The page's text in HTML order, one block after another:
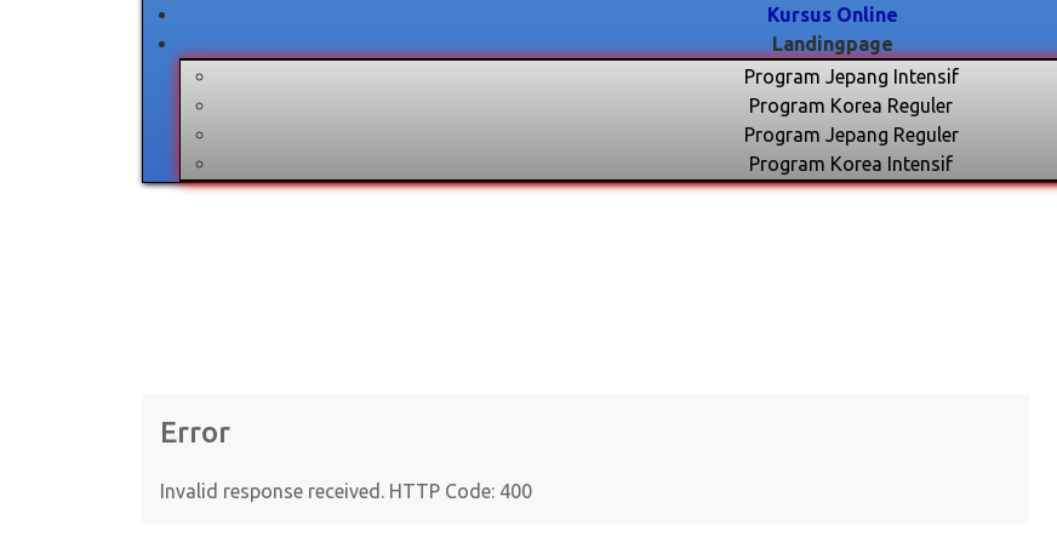
Kursus Online
Landingpage
Program Jepang Intensif
Program Korea Reguler
Program Jepang Reguler
Program Korea Intensif
Error
Invalid response received. HTTP Code: 400